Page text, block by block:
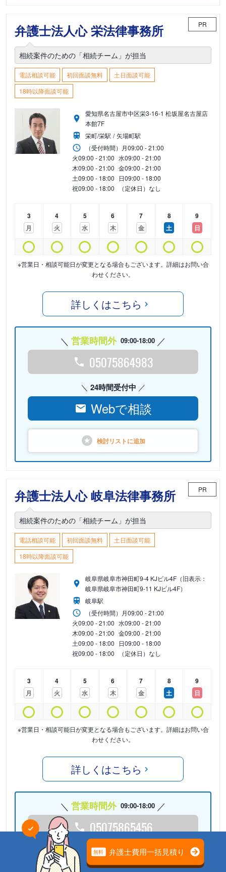
弁護士法人心 栄法律事務所 PR
相続案件のための「相続チーム」が担当
電話相談可能 初回面談無料
土日面談可能
18時以降面談可能
愛知県名古屋市中区栄3-16-1 松坂屋名古屋店
本館7F
栄町/栄駅
矢場町駅
（受付時間） 月09:00 - 21:00
火09:00 - 21:00 水09:00 - 21:00
木09:00 - 21:00 金09:00 - 21:00
土09:00 - 18:00 日09:00 - 18:00
祝09:00 - 18:00 （定休日）なし
3
月
4
火
5
水
6
木
7
金
8
土
9
日
※営業日・相談可能日が変更となる場合もございます。詳細はお問い合
わせください。
詳しくはこちら
営業時間外 09:00-18:00
05075864983
24時間受付中
Webで相談
検討リストに追加
弁護士法人心 岐阜法律事務所 PR
相続案件のための「相続チーム」が担当
電話相談可能 初回面談無料
土日面談可能
18時以降面談可能
岐阜県岐阜市神田町9-4 KJビル4F（旧表示：
岐阜県岐阜市神田町9-11 KJビル4F）
岐阜駅
（受付時間） 月09:00 - 21:00
火09:00 - 21:00 水09:00 - 21:00
木09:00 - 21:00 金09:00 - 21:00
土09:00 - 18:00 日09:00 - 18:00
祝09:00 - 18:00 （定休日）なし
3
月
4
火
5
水
6
木
7
金
8
土
9
日
※営業日・相談可能日が変更となる場合もございます。詳細はお問い合
わせください。
詳しくはこちら
営業時間外 09:00-18:00
05075865456
24時間受付中